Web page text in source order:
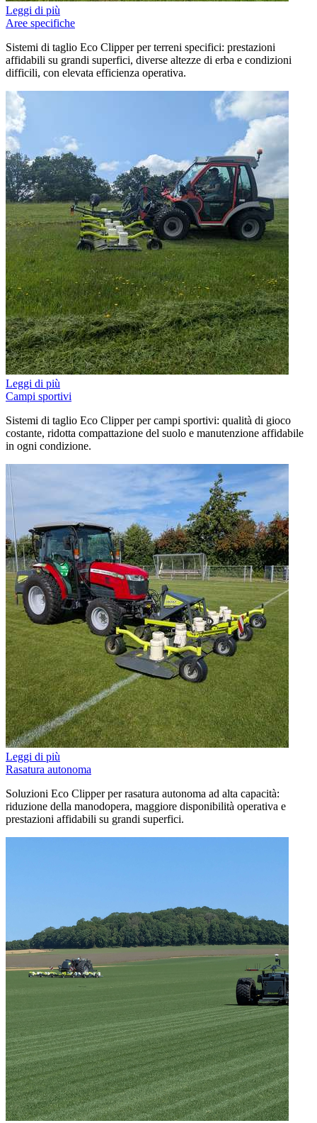
Leggi di più
Aree specifiche
Sistemi di taglio Eco Clipper per terreni specifici: prestazioni
affidabili su grandi superfici, diverse altezze di erba e condizioni
difficili, con elevata efficienza operativa.
Leggi di più
Campi sportivi
Sistemi di taglio Eco Clipper per campi sportivi: qualità di gioco
costante, ridotta compattazione del suolo e manutenzione affidabile
in ogni condizione.
Leggi di più
Rasatura autonoma
Soluzioni Eco Clipper per rasatura autonoma ad alta capacità:
riduzione della manodopera, maggiore disponibilità operativa e
prestazioni affidabili su grandi superfici.